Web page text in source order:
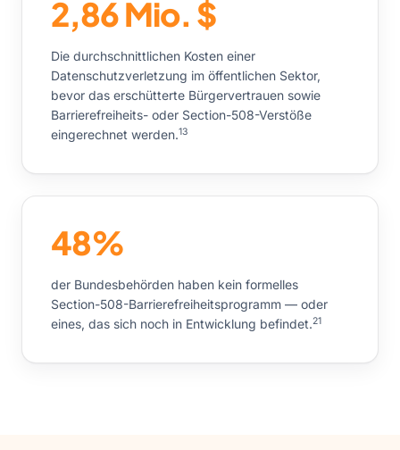
2,86 Mio. $
Die durchschnittlichen Kosten einer
Datenschutzverletzung im öffentlichen Sektor,
bevor das erschütterte Bürgervertrauen sowie
Barrierefreiheits- oder Section-508-Verstöße
eingerechnet werden.13
48%
der Bundesbehörden haben kein formelles
Section-508-Barrierefreiheitsprogramm — oder
eines, das sich noch in Entwicklung befindet.21